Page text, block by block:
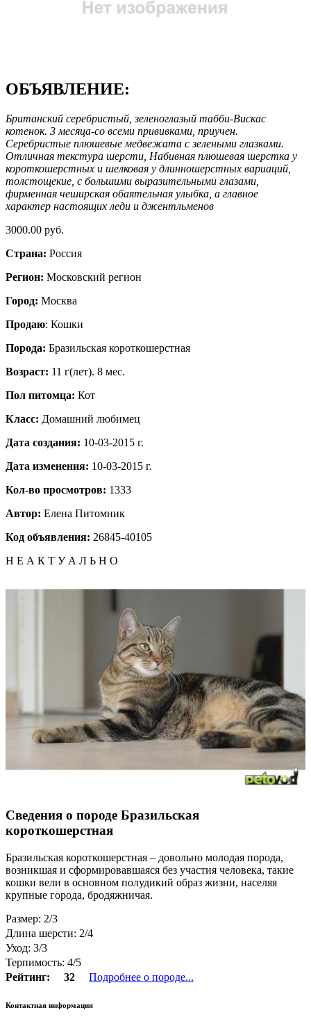
ОБЪЯВЛЕНИЕ:
Британский серебристый, зеленоглазый табби-Вискас
котенок. 3 месяца-со всеми прививками, приучен.
Серебристые плюшевые медвежата с зелеными глазками.
Отличная текстура шерсти, Набивная плюшевая шерстка у
короткошерстных и шелковая у длинношерстных вариаций,
толстощекие, с большими выразительными глазами,
фирменная чеширская обаятельная улыбка, а главное
характер настоящих леди и джентльменов
3000.00 руб.
Страна: Россия
Регион: Московский регион
Город: Москва
Продаю: Кошки
Порода: Бразильская короткошерстная
Возраст: 11 г(лет). 8 мес.
Пол питомца: Кот
Класс: Домашний любимец
Дата создания: 10-03-2015 г.
Дата изменения: 10-03-2015 г.
Кол-во просмотров: 1333
Автор: Елена Питомник
Код объявления: 26845-40105
Н Е А К Т У А Л Ь Н О
Сведения о породе Бразильская
короткошерстная
Бразильская короткошерстная – довольно молодая порода,
возникшая и сформировавшаяся без участия человека, такие
кошки вели в основном полудикий образ жизни, населяя
крупные города, бродяжничая.
Размер: 2/3
Длина шерсти: 2/4
Уход: 3/3
Терпимость: 4/5
Рейтинг:
32 Подробнее о породе...
Контактная информация